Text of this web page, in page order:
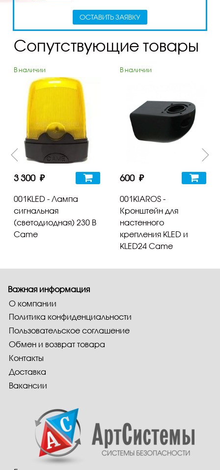
ОСТАВИТЬ ЗАЯВКУ
Сопутствующие товары
В наличии
3 300 ₽
001KLED - Лампа
сигнальная
(светодиодная) 230 В
Came
В наличии
600 ₽
001KIAROS -
Кронштейн для
настенного
крепления KLED и
KLED24 Came
Важная информация
О компании
Политика конфиденциальности
Пользовательское соглашение
Обмен и возврат товара
Контакты
Доставка
Вакансии